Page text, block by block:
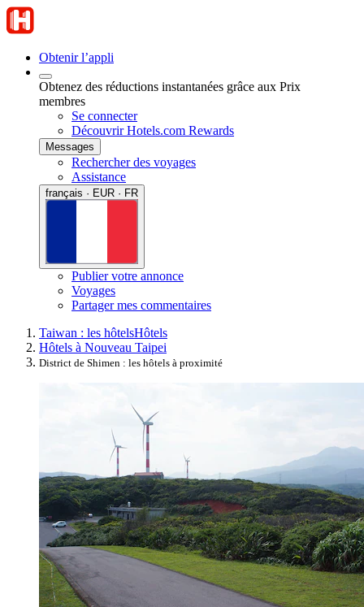
Obtenir l’appli
Obtenez des réductions instantanées grâce aux Prix
membres
Se connecter
Découvrir Hotels.com Rewards
Messages
Rechercher des voyages
Assistance
français · EUR · FR
Publier votre annonce
Voyages
Partager mes commentaires
Taiwan : les hôtelsHôtels
Hôtels à Nouveau Taipei
District de Shimen : les hôtels à proximité